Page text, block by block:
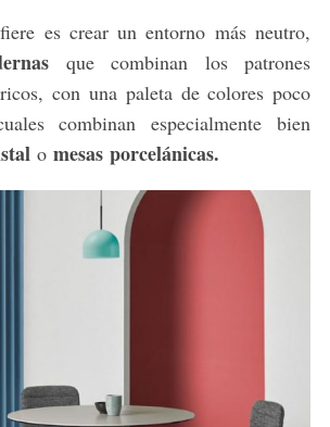
es crear un entorno más neutro,
que combinan los patrones
con una paleta de colores poco
combinan especialmente bien
o mesas porcelánicas.